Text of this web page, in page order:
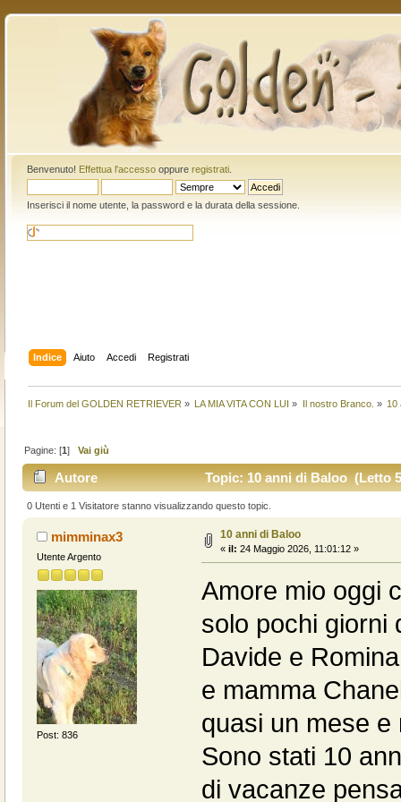
Benvenuto! Effettua l'accessooppure registrati.
Inserisci il nome utente, la password e la durata della sessione.
Indice Aiuto Accedi Registrati
Il Forum del GOLDEN RETRIEVER » LA MIA VITA CON LUI » Il nostro Branco. » 10
Pagine: [1]Vai giù
Autore Topic: 10 anni di Baloo (Letto
0 Utenti e 1 Visitatore stanno visualizzando questo topic.
mimminax3
Utente Argento
Post: 836
10 anni di Baloo
« il: 24 Maggio 2026, 11:01:12 »
Amore mio oggi
solo pochi giorni
Davide e
e mamma
quasi un mese
Sono stati 10
di vacanze